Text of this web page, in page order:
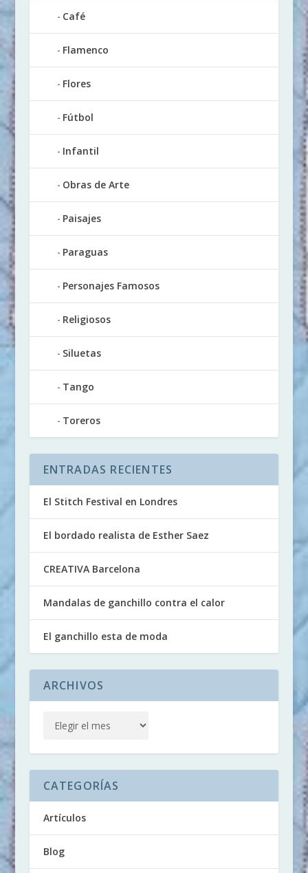
Café
Flamenco
Flores
Fútbol
Infantil
Obras de Arte
Paisajes
Paraguas
Personajes Famosos
Religiosos
Siluetas
Tango
Toreros
ENTRADAS RECIENTES
El Stitch Festival en Londres
El bordado realista de Esther Saez
CREATIVA Barcelona
Mandalas de ganchillo contra el calor
El ganchillo esta de moda
ARCHIVOS
CATEGORÍAS
Artículos
Blog